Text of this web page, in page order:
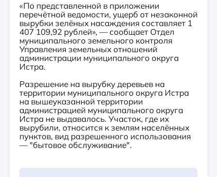
«По представленной в приложении
перечётной ведомости, ущерб от незаконной
вырубки зелёных насаждения составляет 1
407 109,92 рублей», — сообщает Отдел
муниципального земельного контроля
Управления земельных отношений
администрации муниципального округа
Истра.
Разрешение на вырубку деревьев на
территории муниципального округа Истра
на вышеуказанной территории
администрацией муниципального округа
Истра не выдавалось. Участок, где их
вырубили, относится к землям населённых
пунктов, вид разрешенного использования
— "бытовое обслуживание".